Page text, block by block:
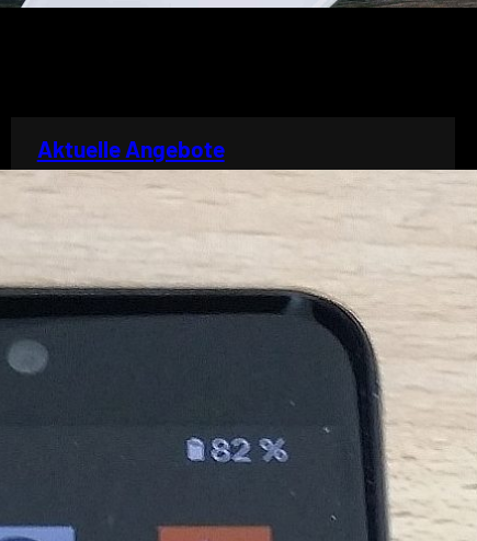
Aktuelle Angebote
Xiaomi Redmi Note 8 mit
Motorola G30 mit e.OS / auf
BQ Aquaris X Pro mit e.OS /
auf Anfrage